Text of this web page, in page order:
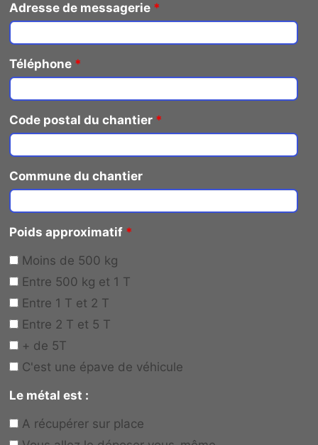
Adresse de messagerie *
Téléphone *
Code postal du chantier *
Commune du chantier
Poids approximatif *
Moins de 500 kg
Entre 500 kg et 1 T
Entre 1 T et 2 T
Entre 2 T et 5 T
+ de 5T
C'est une épave de véhicule
Le métal est :
A récupérer sur place